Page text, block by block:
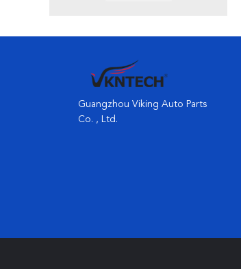
Guangzhou Viking Auto Parts
Co. , Ltd.